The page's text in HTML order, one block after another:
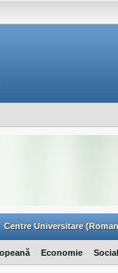
Centre Universitare
Economie Social